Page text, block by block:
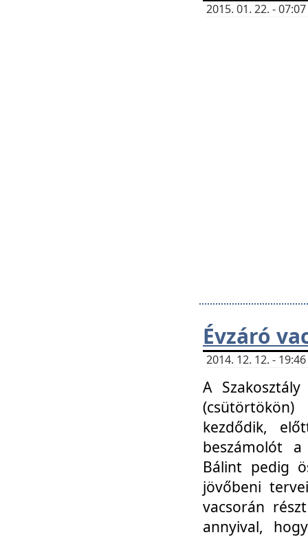
2015. 01. 22. -
Évzáró
2014. 12. 12. -
A
kezdődik,
beszámolót
Bálint pedig
jövőbeni
vacsorán
annyival,